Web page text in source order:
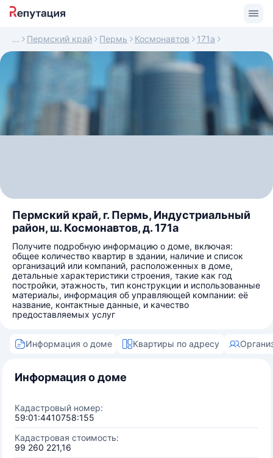
Пермский край Пермь Космонавтов 171а
Пермский край, г. Пермь, Индустриальный
район, ш. Космонавтов, д. 171а
Получите подробную информацию о доме, включая:
общее количество квартир в здании, наличие и список
организаций или компаний, расположенных в доме,
детальные характеристики строения, такие как год
постройки, этажность, тип конструкции и использованные
материалы, информация об управляющей компании: её
название, контактные данные, и качество
предоставляемых услуг
Информация о доме Квартиры по адресу
Информация о доме
Кадастровый номер:
59:01:4410758:155
Кадастровая стоимость:
99 260 221,16